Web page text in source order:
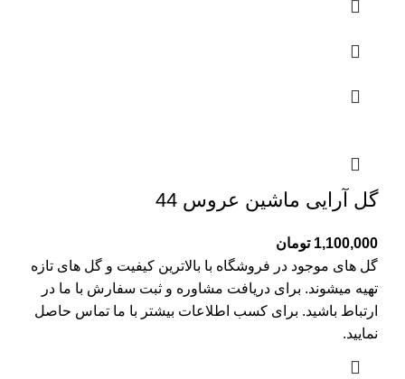
گل آرایی ماشین عروس 44
1,100,000 تومان
گل های موجود در فروشگاه با بالاترین کیفیت و گل های تازه
تهیه میشوند. برای دریافت مشاوره و ثبت سفارش با ما در
ارتباط باشید. برای کسب اطلاعات بیشتر با ما تماس حاصل
نمایید.